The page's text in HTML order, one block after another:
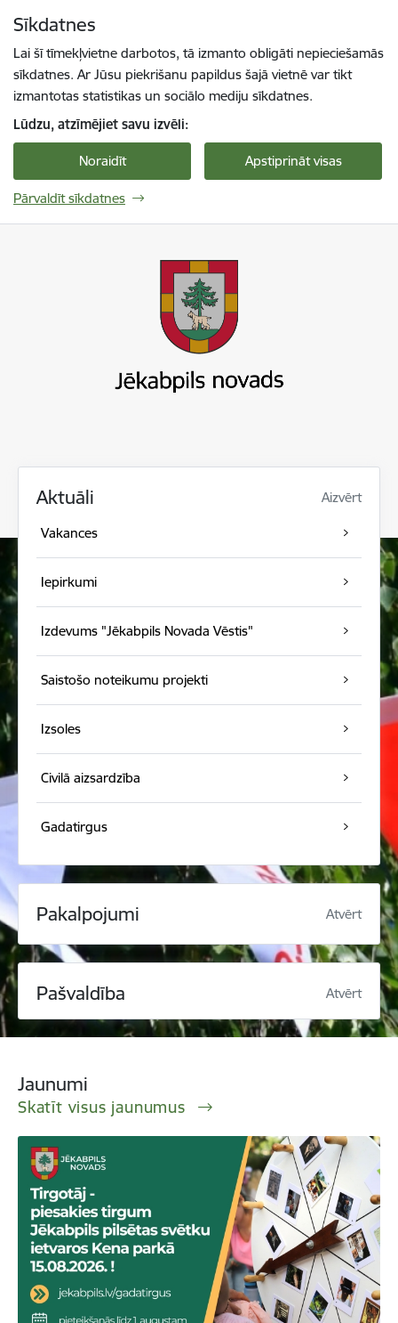
Sīkdatnes
Lai šī tīmekļvietne darbotos, tā izmanto obligāti nepieciešamās
sīkdatnes. Ar Jūsu piekrišanu papildus šajā vietnē var tikt
izmantotas statistikas un sociālo mediju sīkdatnes.
Lūdzu, atzīmējiet savu izvēli:
Noraidīt Apstiprināt visas
Pārvaldīt sīkdatnes
Aktuāli Aizvērt
Vakances
Iepirkumi
Izdevums "Jēkabpils Novada Vēstis"
Saistošo noteikumu projekti
Izsoles
Civilā aizsardzība
Gadatirgus
Pakalpojumi Atvērt
Pašvaldība Atvērt
Jaunumi
Skatīt visus jaunumus